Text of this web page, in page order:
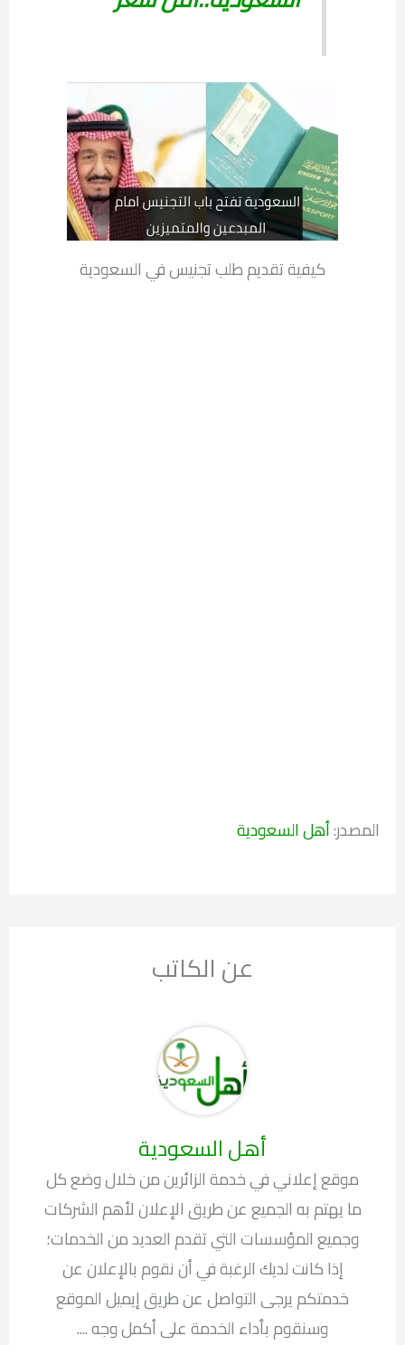
كيفية تقديم طلب تجنيس في السعودية
المصدر:أهل السعودية
عن الكاتب
أهل السعودية
موقع إعلاني في خدمة الزائرين من خلال وضع كل
ما يهتم به الجميع عن طريق الإعلان لأهم الشركات
وجميع المؤسسات التي تقدم العديد من الخدمات؛
إذا كانت لديك الرغبة في أن نقوم بالإعلان عن
خدمتكم يرجى التواصل عن طريق إيميل الموقع
وسنقوم بأداء الخدمة على أكمل وجه ....